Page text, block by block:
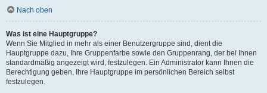
Nach oben
Was ist eine Hauptgruppe?
Wenn Sie Mitglied in mehr als einer Benutzergruppe sind, dient die
Hauptgruppe dazu, Ihre Gruppenfarbe sowie den Gruppenrang, der bei Ihnen
standardmäßig angezeigt wird, festzulegen. Ein Administrator kann Ihnen die
Berechtigung geben, Ihre Hauptgruppe im persönlichen Bereich selbst
festzulegen.